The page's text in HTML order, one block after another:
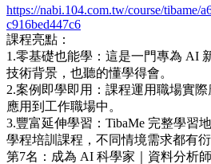
https://nabi.104.com.tw/course/tibame/
c916bed447c6
課程亮點：
1.零基礎也能學：這是一門專為 AI
技術背景，也聽的懂學得會。
2.案例即學即用：課程運用職場實
應用到工作職場中。
3.豐富延伸學習：TibaMe 完整學習
學程培訓課程，不同情境需求都有衍
第7名：成為 AI 科學家｜資料分析